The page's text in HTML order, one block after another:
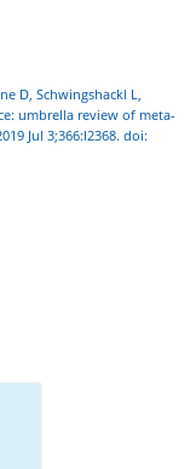
D, Schwingshackl L,
umbrella review of meta-
Jul 3;366:l2368. doi: